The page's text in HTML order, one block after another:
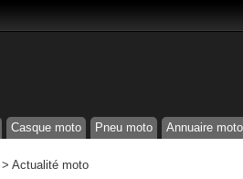
Casque moto Pneu moto Annuaire moto
> Actualité moto